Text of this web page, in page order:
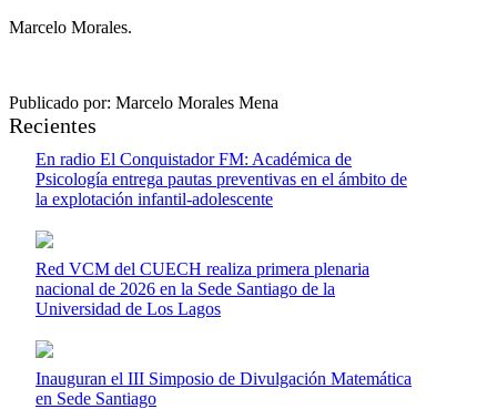
Marcelo Morales.
Publicado por: Marcelo Morales Mena
Recientes
En radio El Conquistador FM: Académica de
Psicología entrega pautas preventivas en el ámbito de
la explotación infantil-adolescente
Red VCM del CUECH realiza primera plenaria
nacional de 2026 en la Sede Santiago de la
Universidad de Los Lagos
Inauguran el III Simposio de Divulgación Matemática
en Sede Santiago